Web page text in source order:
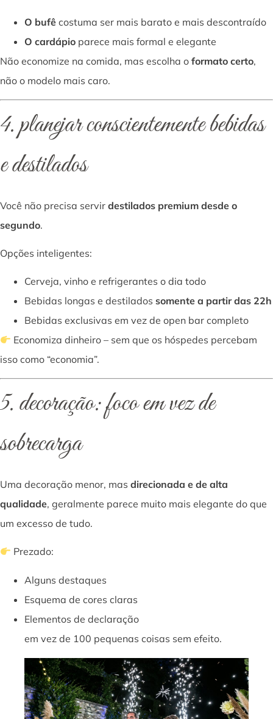
O bufê costuma ser mais barato e mais descontraído
O cardápio parece mais formal e elegante
Não economize na comida, mas escolha o formato certo,
não o modelo mais caro.
4. planejar conscientemente bebidas
e destilados
Você não precisa servir destilados premium desde o
segundo.
Opções inteligentes:
Cerveja, vinho e refrigerantes o dia todo
Bebidas longas e destilados somente a partir das 22h
Bebidas exclusivas em vez de open bar completo
Economiza dinheiro – sem que os hóspedes percebam
isso como “economia”.
5. decoração: foco em vez de
sobrecarga
Uma decoração menor, mas direcionada e de alta
qualidade, geralmente parece muito mais elegante do que
um excesso de tudo.
Prezado:
Alguns destaques
Esquema de cores claras
Elementos de declaração
em vez de 100 pequenas coisas sem efeito.